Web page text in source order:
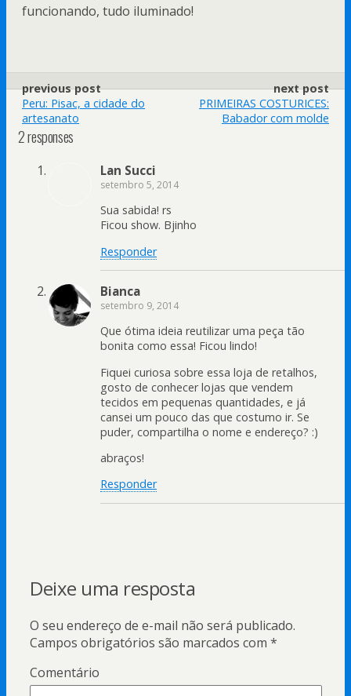
funcionando, tudo iluminado!
previous post
Peru: Pisac, a cidade do
artesanato
next post
PRIMEIRAS COSTURICES:
Babador com molde
2 responses
Lan Succi
setembro 5, 2014
Sua sabida! rs
Ficou show. Bjinho
Responder
Bianca
setembro 9, 2014
Que ótima ideia reutilizar uma peça tão
bonita como essa! Ficou lindo!
Fiquei curiosa sobre essa loja de retalhos,
gosto de conhecer lojas que vendem
tecidos em pequenas quantidades, e já
cansei um pouco das que costumo ir. Se
puder, compartilha o nome e endereço? :)
abraços!
Responder
Deixe uma resposta
O seu endereço de e-mail não será publicado.
Campos obrigatórios são marcados com *
Comentário